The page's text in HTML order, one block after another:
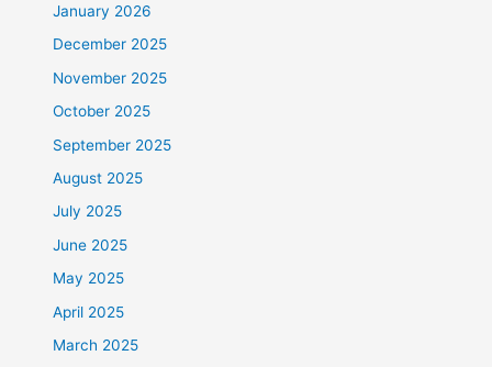
January 2026
December 2025
November 2025
October 2025
September 2025
August 2025
July 2025
June 2025
May 2025
April 2025
March 2025